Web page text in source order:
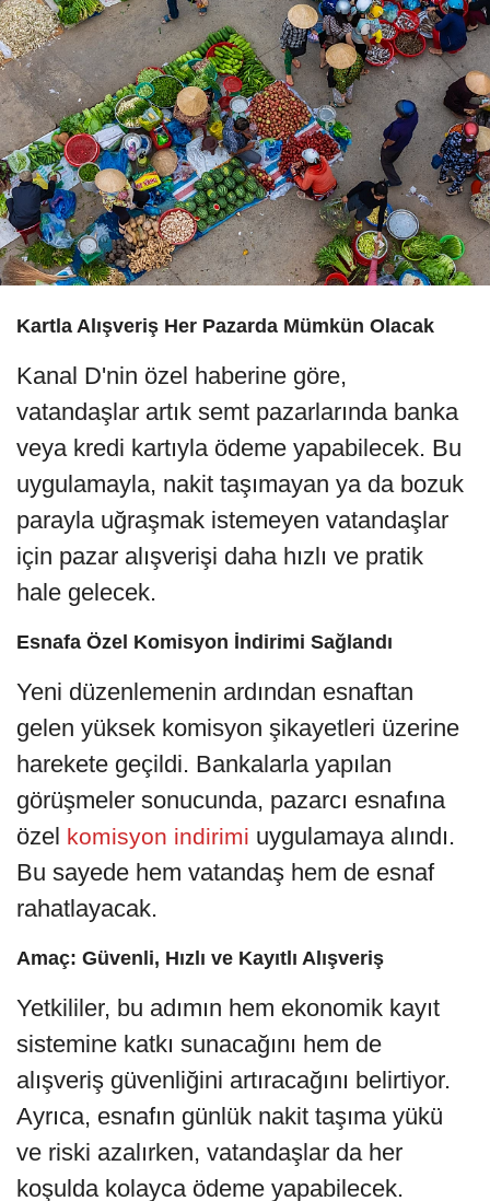
Kartla Alışveriş Her Pazarda Mümkün Olacak
Kanal D'nin özel haberine göre,
vatandaşlar artık semt pazarlarında banka
veya kredi kartıyla ödeme yapabilecek. Bu
uygulamayla, nakit taşımayan ya da bozuk
parayla uğraşmak istemeyen vatandaşlar
için pazar alışverişi daha hızlı ve pratik
hale gelecek.
Esnafa Özel Komisyon İndirimi Sağlandı
Yeni düzenlemenin ardından esnaftan
gelen yüksek komisyon şikayetleri üzerine
harekete geçildi. Bankalarla yapılan
görüşmeler sonucunda, pazarcı esnafına
özel komisyon indirimi uygulamaya alındı.
Bu sayede hem vatandaş hem de esnaf
rahatlayacak.
Amaç: Güvenli, Hızlı ve Kayıtlı Alışveriş
Yetkililer, bu adımın hem ekonomik kayıt
sistemine katkı sunacağını hem de
alışveriş güvenliğini artıracağını belirtiyor.
Ayrıca, esnafın günlük nakit taşıma yükü
ve riski azalırken, vatandaşlar da her
koşulda kolayca ödeme yapabilecek.